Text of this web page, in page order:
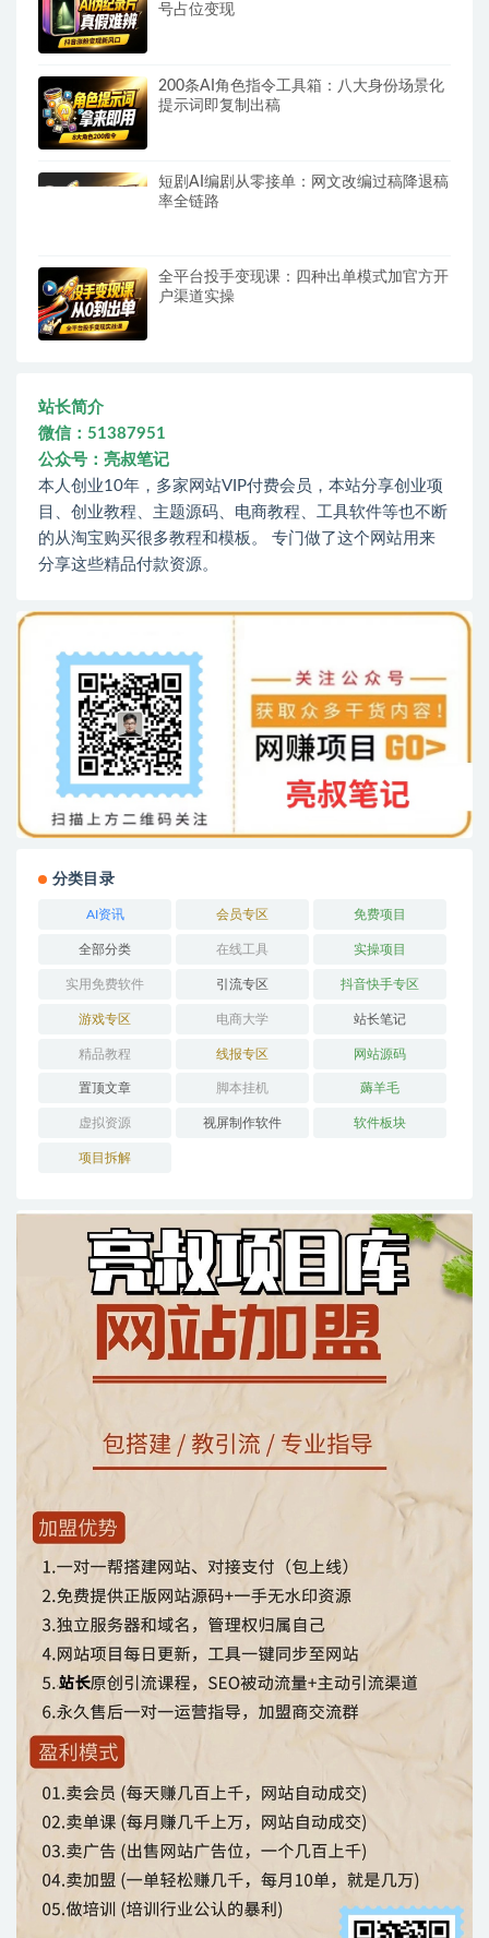
号占位变现
200条AI角色指令工具箱：八大身份场景化
提示词即复制出稿
短剧AI编剧从零接单：网文改编过稿降退稿
率全链路
全平台投手变现课：四种出单模式加官方开
户渠道实操
站长简介
微信：51387951
公众号：亮叔笔记
本人创业10年，多家网站VIP付费会员，本站分享创业项
目、创业教程、主题源码、电商教程、工具软件等也不断
的从淘宝购买很多教程和模板。 专门做了这个网站用来
分享这些精品付款资源。
分类目录
AI资讯 会员专区 免费项目
全部分类 在线工具 实操项目
实用免费软件 引流专区 抖音快手专区
游戏专区 电商大学 站长笔记
精品教程 线报专区 网站源码
置顶文章 脚本挂机 薅羊毛
虚拟资源 视屏制作软件 软件板块
项目拆解